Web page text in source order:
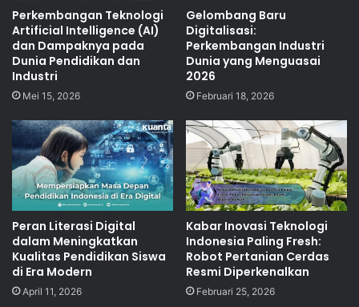
Perkembangan Teknologi
Artificial Intelligence (AI)
dan Dampaknya pada
Dunia Pendidikan dan
Industri
Mei 15, 2026
Gelombang Baru
Digitalisasi:
Perkembangan Industri
Dunia yang Menguasai
2026
Februari 18, 2026
Peran Literasi Digital
dalam Meningkatkan
Kualitas Pendidikan Siswa
di Era Modern
April 11, 2026
Kabar Inovasi Teknologi
Indonesia Paling Fresh:
Robot Pertanian Cerdas
Resmi Diperkenalkan
Februari 25, 2026